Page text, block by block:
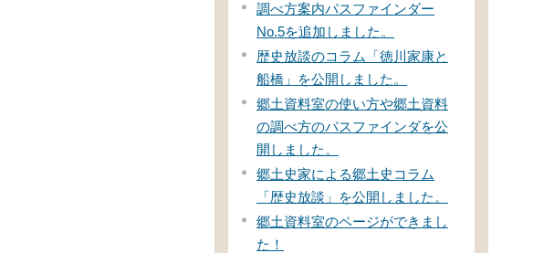
調べ方案内パスファインダー
No.5を追加しました。
歴史放談のコラム「徳川家康と
船橋」を公開しました。
郷土資料室の使い方や郷土資料
の調べ方のパスファインダを公
開しました。
郷土史家による郷土史コラム
「歴史放談」を公開しました。
郷土資料室のページができまし
た！